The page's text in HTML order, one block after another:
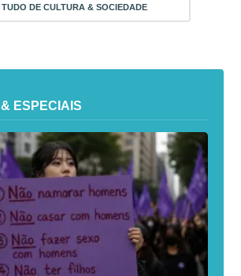
TUDO DE CULTURA & SOCIEDADE
ESPECIAIS